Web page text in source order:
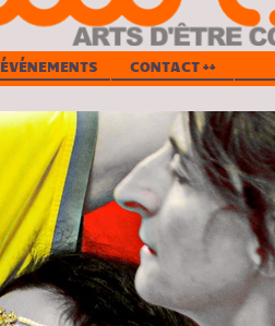
ÉVÉNEMENTS CONTACT ++